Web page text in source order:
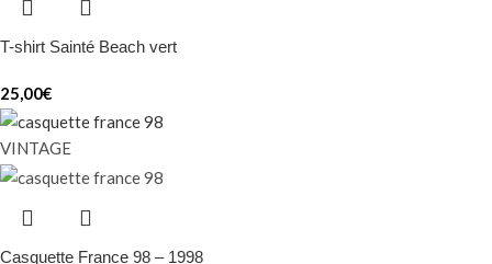
T-shirt Sainté Beach vert
25,00€
VINTAGE
Casquette France 98 – 1998